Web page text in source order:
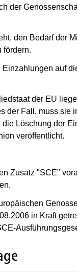
der
den Bedarf der
fördern.
auf
der EU
der Fall, muss sie
Löschung der
veröffentlicht.
Zusatz "SCE"
in Kraft